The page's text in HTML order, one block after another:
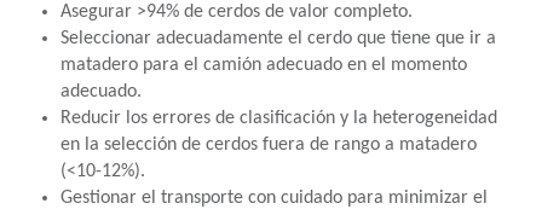
Asegurar >94% de cerdos de valor completo.
Seleccionar adecuadamente el cerdo que tiene que ir a
matadero para el camión adecuado en el momento
adecuado.
Reducir los errores de clasificación y la heterogeneidad
en la selección de cerdos fuera de rango a matadero
(<10-12%).
Gestionar el transporte con cuidado para minimizar el